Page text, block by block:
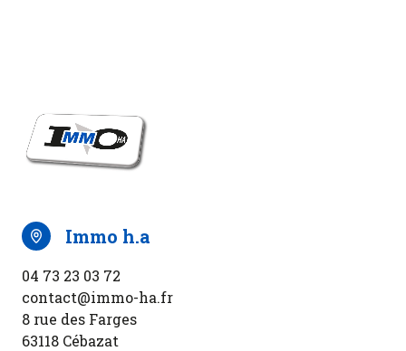
immo h.a
04 73 23 03 72
contact@immo-ha.fr
8 rue des Farges
63118 Cébazat